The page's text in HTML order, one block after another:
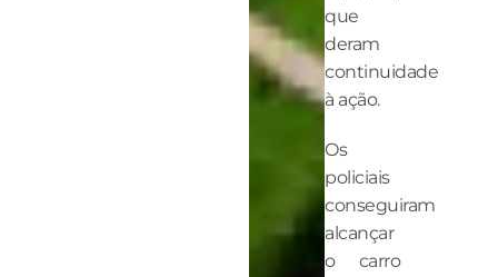
que
deram
continuidade
à ação.
Os
policiais
conseguiram
alcançar
o carro